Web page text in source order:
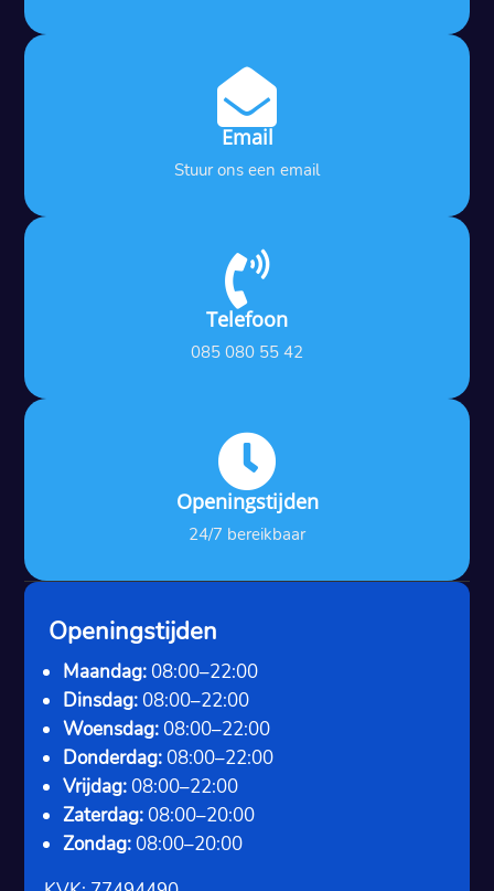

Email
Stuur ons een email

Telefoon
085 080 55 42

Openingstijden
24/7 bereikbaar
Openingstijden
Maandag: 08:00–22:00
Dinsdag: 08:00–22:00
Woensdag: 08:00–22:00
Donderdag: 08:00–22:00
Vrijdag: 08:00–22:00
Zaterdag: 08:00–20:00
Zondag: 08:00–20:00